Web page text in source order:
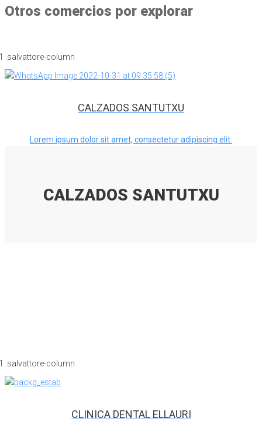
Otros comercios por explorar
CALZADOS SANTUTXU
Lorem ipsum dolor sit amet, consectetur adipiscing elit.
CALZADOS SANTUTXU
CLINICA DENTAL ELLAURI